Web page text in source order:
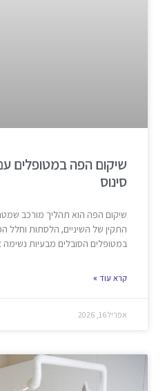
שיקום הפה במטופלים
סינוס
שיקום הפה הוא תהליך מורכב
התקין של השיניים, הלסתות וחלל
במטופלים הסובלים מבעיות נשימה
קרא עוד »
אפריל 16, 2026